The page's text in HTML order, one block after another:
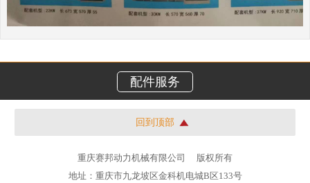
配件服务
回到顶部
重庆赛邦动力机械有限公司
版权所有
地址：重庆市九龙坡区金科机电城B区133号